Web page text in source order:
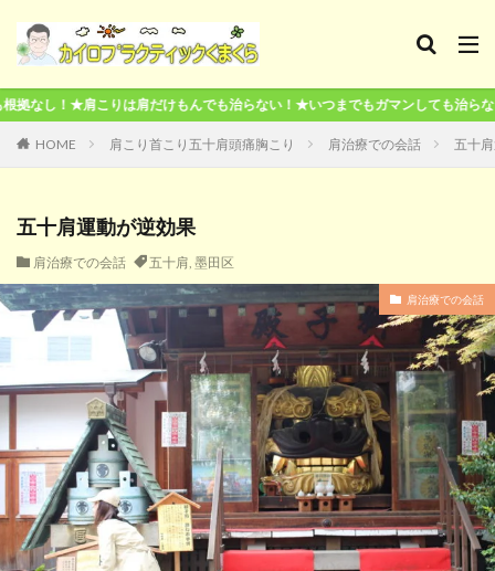
けもんでも治らない！★いつまでもガマンしても治らない！★本気で治した
HOME 肩こり首こり五十肩頭痛胸こり 肩治療での会話 五十
五十肩運動が逆効果
肩治療での会話 五十肩, 墨田区
肩治療での会話